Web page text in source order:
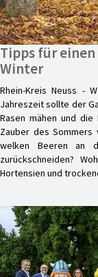
Tipps für
Winter
Rhein-Kreis Neuss -
Jahreszeit sollte der
Rasen mähen und
Zauber des
welken Beeren an
zurückschneiden?
Hortensien und